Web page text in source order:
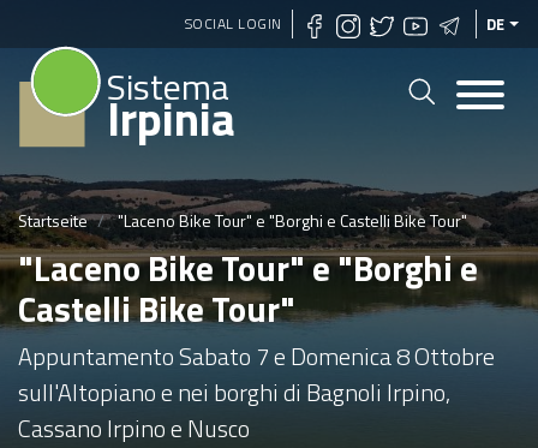
Direkt
zum
SOCIAL LOGIN DE
Sistema
Irpinia
Startseite "Laceno Bike Tour" e "Borghi e Castelli Bike Tour"
"Laceno Bike Tour" e "Borghi e
Castelli Bike Tour"
Appuntamento Sabato 7 e Domenica 8 Ottobre
sull'Altopiano e nei borghi di Bagnoli Irpino,
Cassano Irpino e Nusco